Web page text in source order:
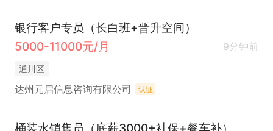
银行客户专员（长白班+晋升空间）
5000-11000元/月
9分钟前
通川区
达州元启信息咨询有限公司 认证
桶装水销售员（底薪3000+社保+餐车补）